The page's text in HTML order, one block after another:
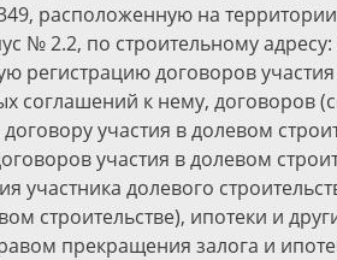
расположенную на
№ 2.2, по строительному адресу:
регистрацию договоров
соглашений к нему, договоров
участия в долевом
участия в долевом
участника долевого
строительстве), ипотеки и
прекращения залога и